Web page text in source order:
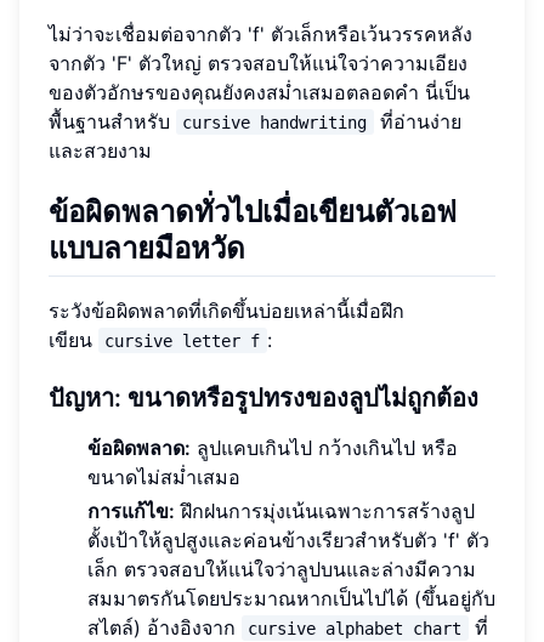
ไม่ว่าจะเชื่อมต่อจากตัว 'f' ตัวเล็กหรือเว้นวรรคหลัง
จากตัว 'F' ตัวใหญ่ ตรวจสอบให้แน่ใจว่าความเอียง
ของตัวอักษรของคุณยังคงสม่ำเสมอตลอดคำ นี่เป็น
พื้นฐานสำหรับ
cursive handwriting
ที่อ่านง่าย
และสวยงาม
ข้อผิดพลาดทั่วไปเมื่อเขียนตัวเอฟ
แบบลายมือหวัด
ระวังข้อผิดพลาดที่เกิดขึ้นบ่อยเหล่านี้เมื่อฝึก
เขียน
cursive letter f :
ปัญหา: ขนาดหรือรูปทรงของลูปไม่ถูกต้อง
ข้อผิดพลาด: ลูปแคบเกินไป กว้างเกินไป หรือ
ขนาดไม่สม่ำเสมอ
การแก้ไข: ฝึกฝนการมุ่งเน้นเฉพาะการสร้างลูป
ตั้งเป้าให้ลูปสูงและค่อนข้างเรียวสำหรับตัว 'f' ตัว
เล็ก ตรวจสอบให้แน่ใจว่าลูปบนและล่างมีความ
สมมาตรกันโดยประมาณหากเป็นไปได้ (ขึ้นอยู่กับ
สไตล์) อ้างอิงจาก
cursive alphabet chart
ที่